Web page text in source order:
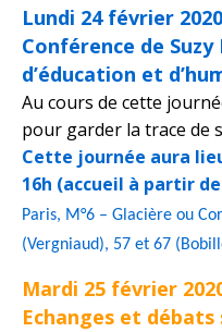
Lundi 24 février 2020
Conférence de Suzy
d’éducation et
Au cours de cette
pour garder la trace de
Cette journée aura
16h (accueil à partir de
Paris, M°6 – Glacière ou
(Vergniaud), 57 et 67
Mardi 25 février
Echanges et